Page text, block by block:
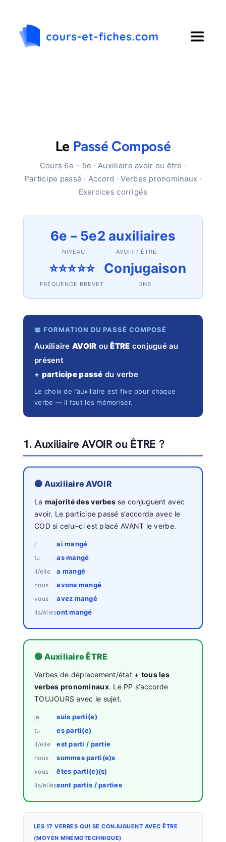
contenu
Toggle
Lycée
Le Passé Composé
Cours 6e – 5e · Auxiliaire avoir ou être ·
Participe passé · Accord · Verbes pronominaux ·
Exercices corrigés
6e – 5e
NIVEAU
2 auxiliaires
AVOIR / ÊTRE
⭐⭐⭐⭐⭐
FRÉQUENCE BREVET
Conjugaison
DNB
📖 FORMATION DU PASSÉ COMPOSÉ
Auxiliaire AVOIR ouÊTRE conjugué au
présent
+ participe passé du verbe
Le choix de l’auxiliaire est fixe pour chaque
verbe — il faut les mémoriser.
1. Auxiliaire AVOIR ou ÊTRE ?
🔵 Auxiliaire AVOIR
La majorité des verbesse conjuguent avec
avoir. Le participe passé s’accorde avec le
COD si celui-ci est placé AVANT le verbe.
j’ ai mangé
tu as mangé
il/elle a mangé
nous avons mangé
vous avez mangé
ils/ellesont mangé
🟢 Auxiliaire ÊTRE
Verbes de déplacement/état + tous les
verbes pronominaux. Le PP s’accorde
TOUJOURS avec le sujet.
je suis parti(e)
tu es parti(e)
il/elle est parti / partie
nous sommes parti(e)s
vous êtes parti(e)(s)
ils/ellessont partis / parties
LES 17 VERBES QUI SE CONJUGUENT AVEC ÊTRE
(MOYEN MNÉMOTECHNIQUE)